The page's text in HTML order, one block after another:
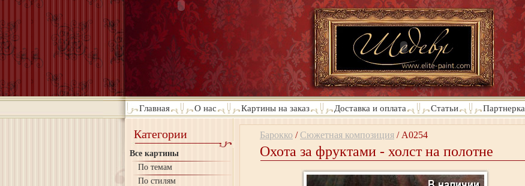
Главная О нас Картины на заказ Доставка и оплата Статьи Партнерка
Категории
Все картины
По темам
По стилям
Барокко /Сюжетная композиция / A0254
Охота за фруктами - холст на полотне